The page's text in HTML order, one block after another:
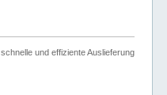
und effiziente Auslieferung